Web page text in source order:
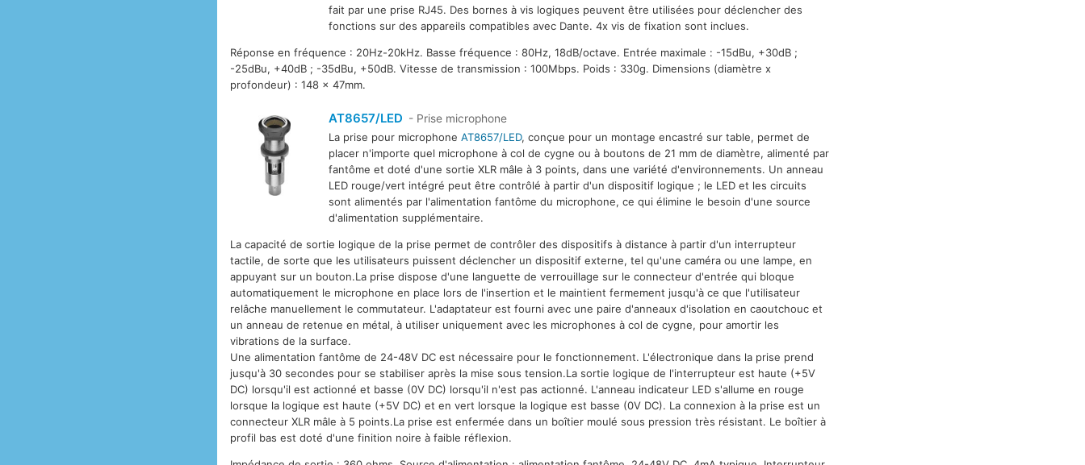
fait par une prise RJ45. Des bornes à vis logiques peuvent être utilisées pour déclencher des
fonctions sur des appareils compatibles avec Dante. 4x vis de fixation sont inclues.
Réponse en fréquence : 20Hz-20kHz. Basse fréquence : 80Hz, 18dB/octave. Entrée maximale : -15dBu, +30dB ;
-25dBu, +40dB ; -35dBu, +50dB. Vitesse de transmission : 100Mbps. Poids : 330g. Dimensions (diamètre x
profondeur) : 148 x 47mm.
AT8657/LED - Prise microphone
La prise pour microphone AT8657/LED, conçue pour un montage encastré sur table, permet de
placer n'importe quel microphone à col de cygne ou à boutons de 21 mm de diamètre, alimenté par
fantôme et doté d'une sortie XLR mâle à 3 points, dans une variété d'environnements. Un anneau
LED rouge/vert intégré peut être contrôlé à partir d'un dispositif logique ; le LED et les circuits
sont alimentés par l'alimentation fantôme du microphone, ce qui élimine le besoin d'une source
d'alimentation supplémentaire.
La capacité de sortie logique de la prise permet de contrôler des dispositifs à distance à partir d'un interrupteur
tactile, de sorte que les utilisateurs puissent déclencher un dispositif externe, tel qu'une caméra ou une lampe, en
appuyant sur un bouton.La prise dispose d'une languette de verrouillage sur le connecteur d'entrée qui bloque
automatiquement le microphone en place lors de l'insertion et le maintient fermement jusqu'à ce que l'utilisateur
relâche manuellement le commutateur. L'adaptateur est fourni avec une paire d'anneaux d'isolation en caoutchouc et
un anneau de retenue en métal, à utiliser uniquement avec les microphones à col de cygne, pour amortir les
vibrations de la surface.
Une alimentation fantôme de 24-48V DC est nécessaire pour le fonctionnement. L'électronique dans la prise prend
jusqu'à 30 secondes pour se stabiliser après la mise sous tension.La sortie logique de l'interrupteur est haute (+5V
DC) lorsqu'il est actionné et basse (0V DC) lorsqu'il n'est pas actionné. L'anneau indicateur LED s'allume en rouge
lorsque la logique est haute (+5V DC) et en vert lorsque la logique est basse (0V DC). La connexion à la prise est un
connecteur XLR mâle à 5 points.La prise est enfermée dans un boîtier moulé sous pression très résistant. Le boîtier à
profil bas est doté d'une finition noire à faible réflexion.